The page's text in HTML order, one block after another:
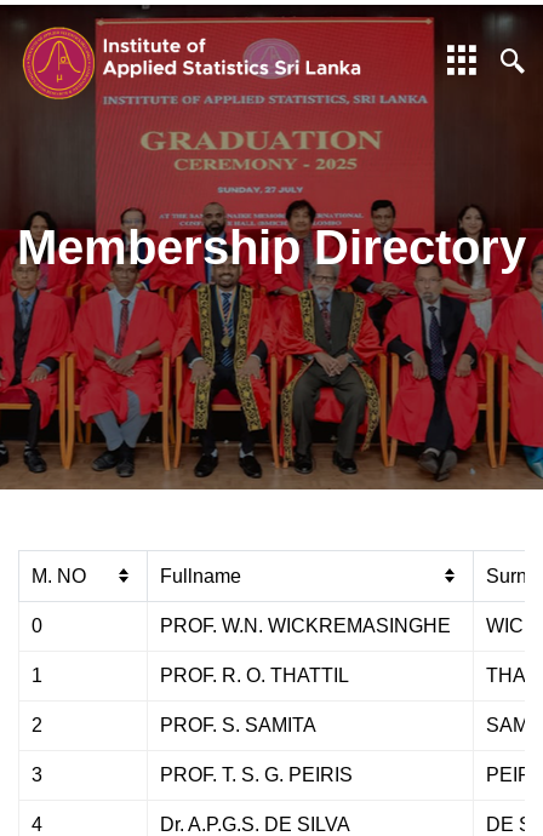
Membership Directory
M. NO Fullname
0 PROF. W.N. WICKREMASINGHE
1 PROF. R. O. THATTIL
2 PROF. S. SAMITA
3 PROF. T. S. G. PEIRIS
4 Dr. A.P.G.S. DE SILVA DE